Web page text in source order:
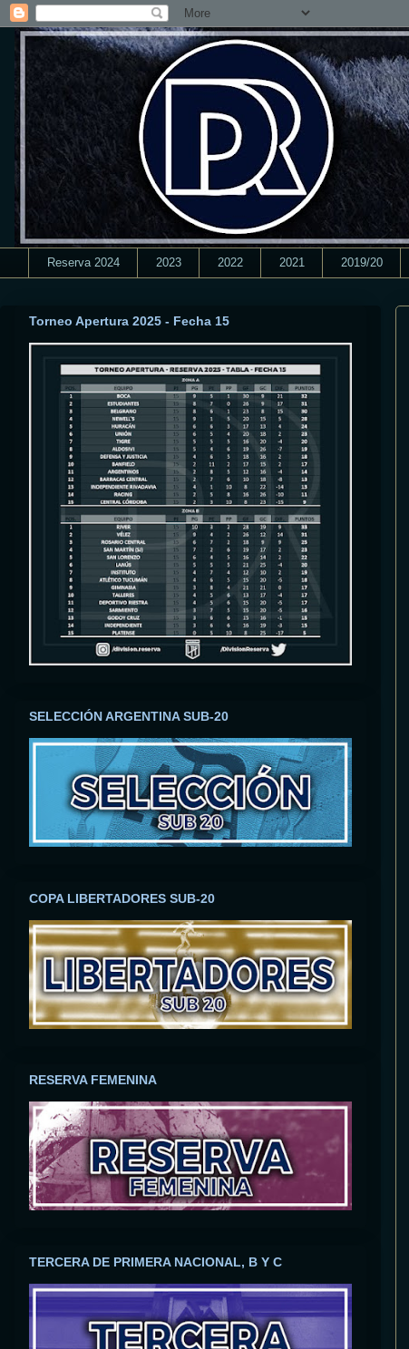
Reserva 2024 2023 2022 2021 2019/20
Torneo Apertura 2025 - Fecha 15
SELECCIÓN ARGENTINA SUB-20
COPA LIBERTADORES SUB-20
RESERVA FEMENINA
TERCERA DE PRIMERA NACIONAL, B Y C